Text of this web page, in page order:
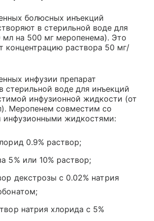
болюсных инъекций
в стерильной воде для
мл на 500 мг меропенема). Это
концентрацию раствора 50 мг/
инфузии препарат
стерильной воде для инъекций
инфузионной жидкости (от
Меропенем совместим со
жидкостями:
0.9% раствор;
5% или 10% раствор;
декстрозы с 0.02% натрия
натрия хлорида с 5%